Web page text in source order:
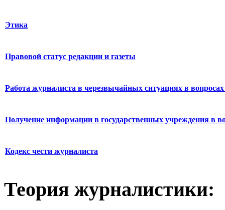
Этика
Правовой статус редакции и газеты
Работа журналиста в черезвычайных ситуациях в вопросах
Получение информации в государственных учреждения в
Кодекс чести журналиста
Теория журналистики: